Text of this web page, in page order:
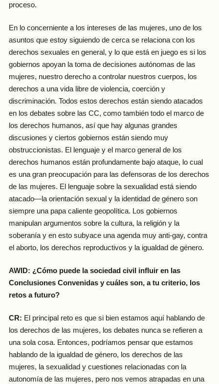
proceso.
En lo concerniente a los intereses de las mujeres, uno de los
asuntos que estoy siguiendo de cerca se relaciona con los
derechos sexuales en general, y lo que está en juego es si los
gobiernos apoyan la toma de decisiones autónomas de las
mujeres, nuestro derecho a controlar nuestros cuerpos, los
derechos a una vida libre de violencia, coerción y
discriminación. Todos estos derechos están siendo atacados
en los debates sobre las CC, como también todo el marco de
los derechos humanos, así que hay algunas grandes
discusiones y ciertos gobiernos están siendo muy
obstruccionistas. El lenguaje y el marco general de los
derechos humanos están profundamente bajo ataque, lo cual
es una gran preocupación para las defensoras de los derechos
de las mujeres. El lenguaje sobre la sexualidad está siendo
atacado—la orientación sexual y la identidad de género son
siempre una papa caliente geopolítica. Los gobiernos
manipulan argumentos sobre la cultura, la religión y la
soberanía y en esto subyace una agenda muy anti-gay, contra
el aborto, los derechos reproductivos y la igualdad de género.
AWID: ¿Cómo puede la sociedad civil influir en las
Conclusiones Convenidas y cuáles son, a tu criterio, los
retos a futuro?
CR: El principal reto es que si bien estamos aquí hablando de
los derechos de las mujeres, los debates nunca se refieren a
una sola cosa. Entonces, podríamos pensar que estamos
hablando de la igualdad de género, los derechos de las
mujeres, la sexualidad y cuestiones relacionadas con la
autonomía de las mujeres, pero nos vemos atrapadas en una